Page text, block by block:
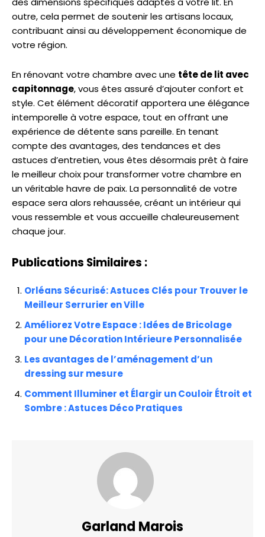
outre, cela permet de soutenir les artisans locaux,
contribuant ainsi au développement économique de
votre région.
En rénovant votre chambre avec une tête de lit avec
capitonnage, vous êtes assuré d’ajouter confort et
style. Cet élément décoratif apportera une élégance
intemporelle à votre espace, tout en offrant une
expérience de détente sans pareille. En tenant
compte des avantages, des tendances et des
astuces d’entretien, vous êtes désormais prêt à faire
le meilleur choix pour transformer votre chambre en
un véritable havre de paix. La personnalité de votre
espace sera alors rehaussée, créant un intérieur qui
vous ressemble et vous accueille chaleureusement
chaque jour.
Publications Similaires :
Orléans Sécurisé: Astuces Clés pour Trouver le
Meilleur Serrurier en Ville
Améliorez Votre Espace : Idées de Bricolage
pour une Décoration Intérieure Personnalisée
Les avantages de l’aménagement d’un
dressing sur mesure
Comment Illuminer et Élargir un Couloir Étroit et
Sombre : Astuces Déco Pratiques
Garland Marois